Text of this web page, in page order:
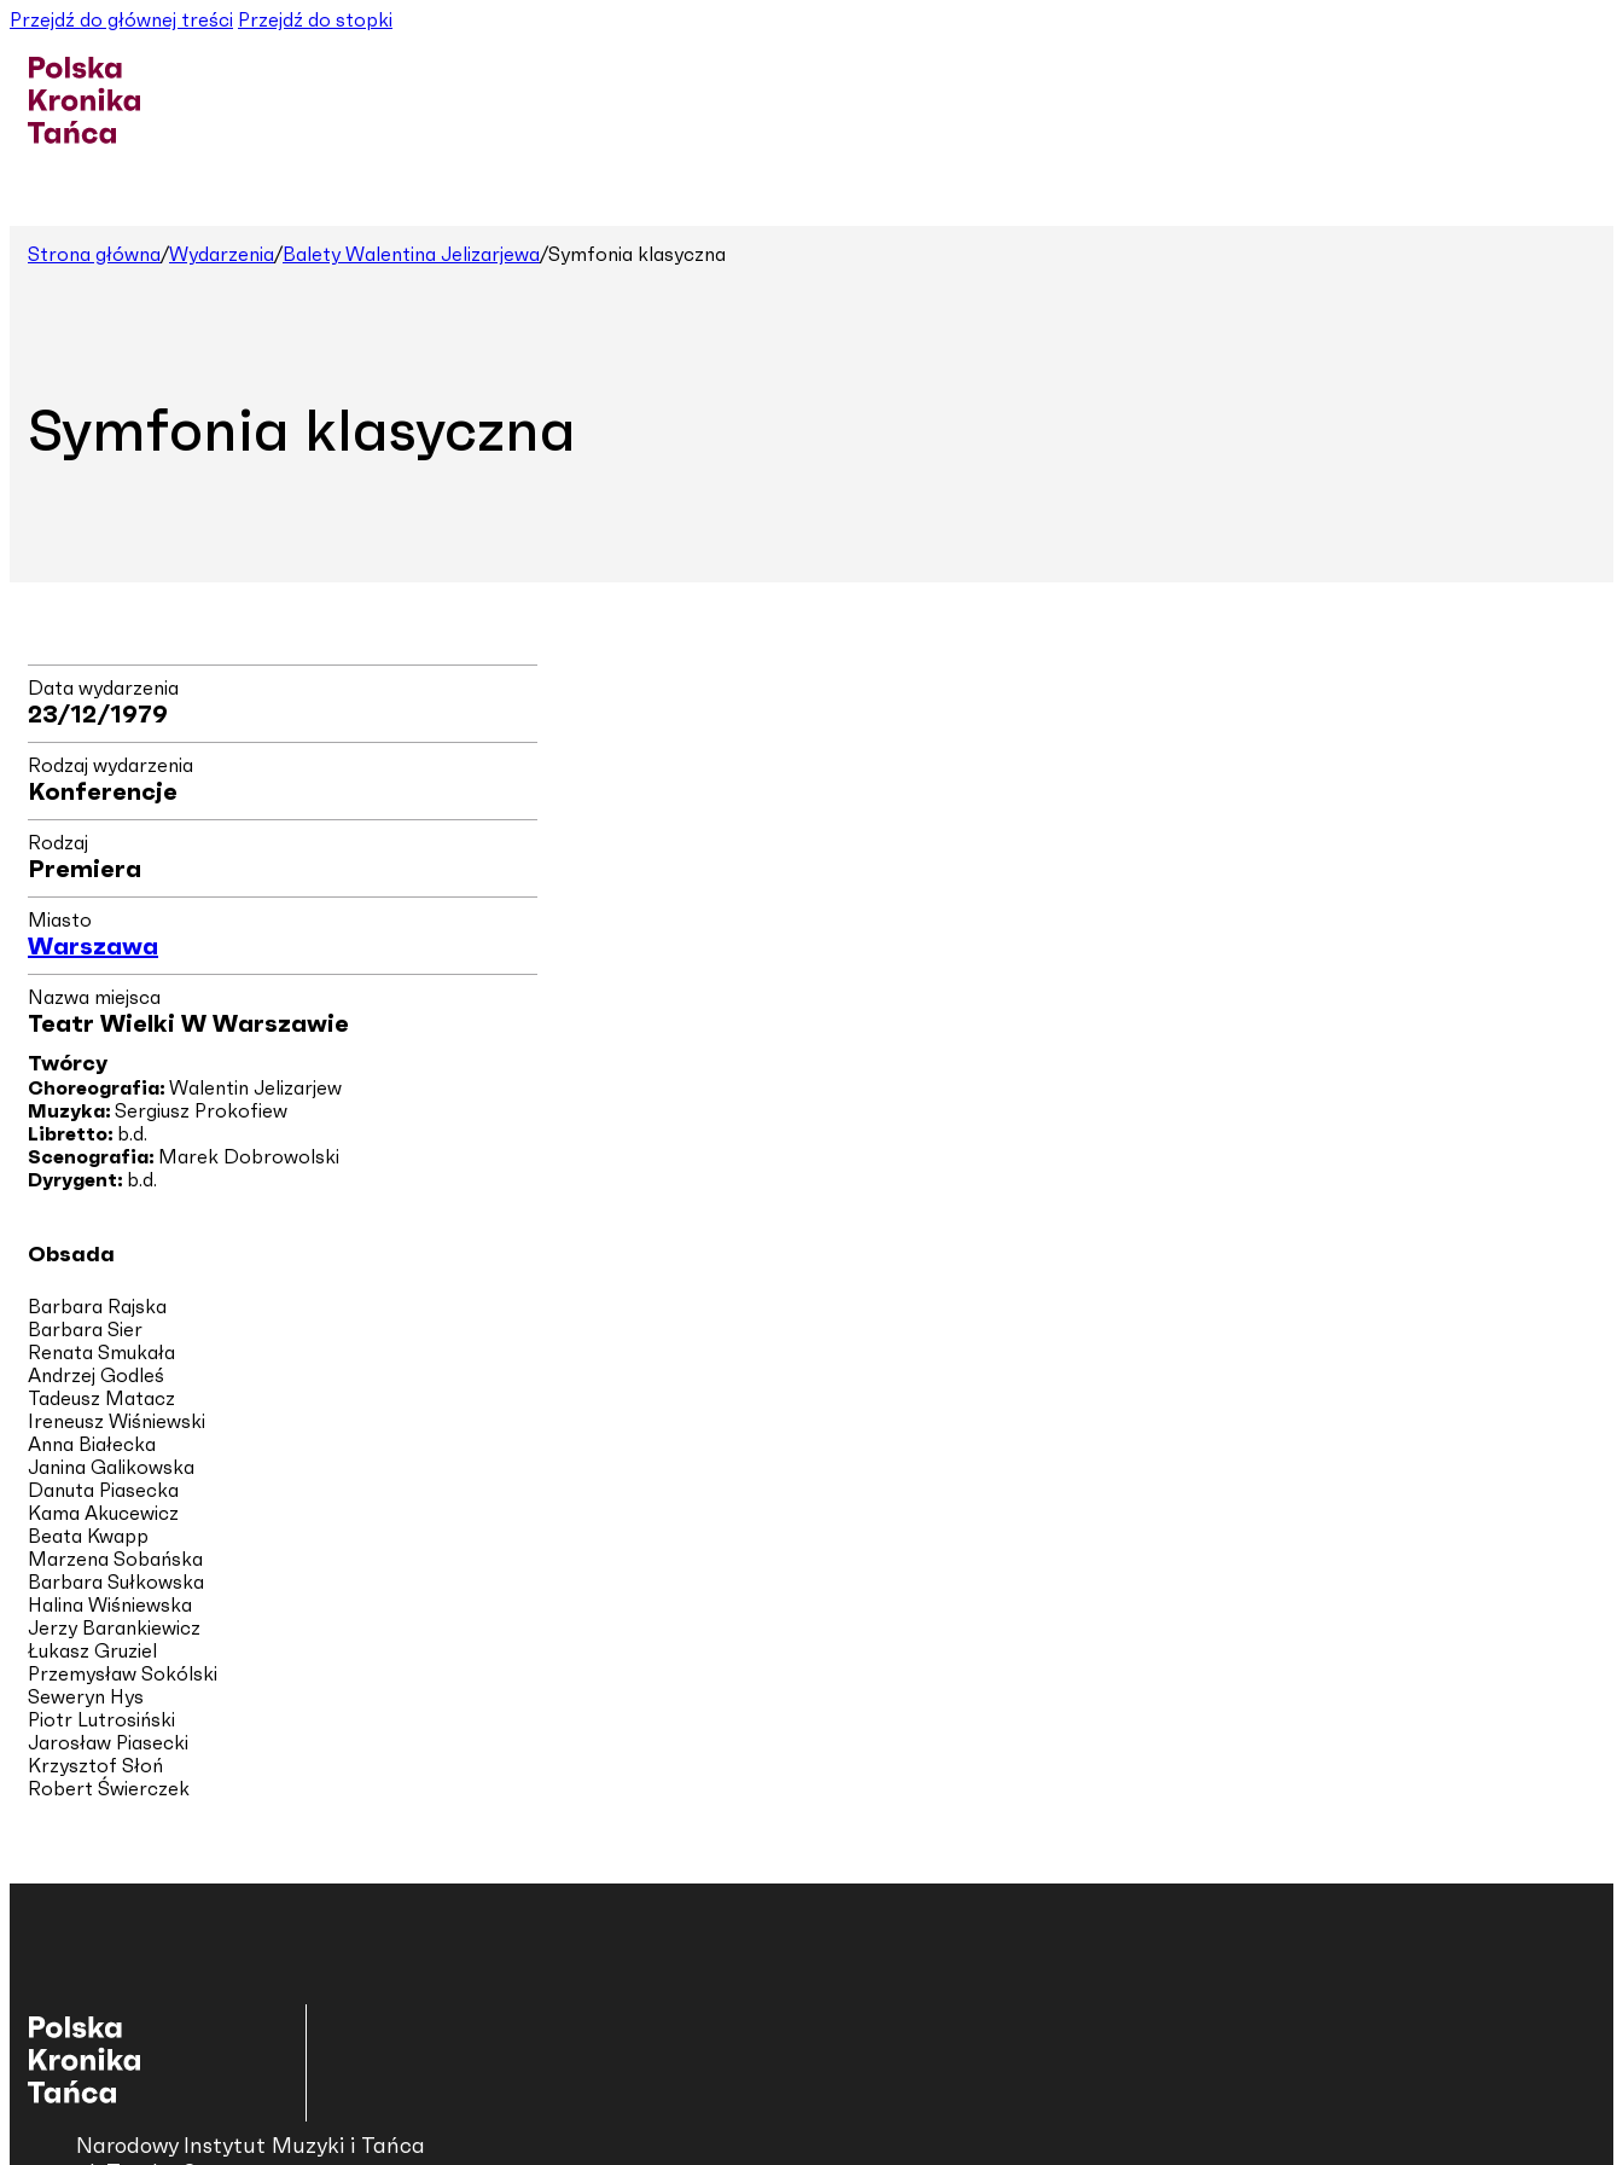
Przejdź do głównej treści Przejdź do stopki
Strona główna/Wydarzenia/Balety Walentina Jelizarjewa/Symfonia klasyczna
Symfonia klasyczna
Data wydarzenia
23/12/1979
Rodzaj wydarzenia
Konferencje
Rodzaj
Premiera
Miasto
Warszawa
Nazwa miejsca
Teatr Wielki W Warszawie
Twórcy
Choreografia: Walentin Jelizarjew
Muzyka: Sergiusz Prokofiew
Libretto: b.d.
Scenografia: Marek Dobrowolski
Dyrygent: b.d.
Obsada
Barbara Rajska
Barbara Sier
Renata Smukała
Andrzej Godleś
Tadeusz Matacz
Ireneusz Wiśniewski
Anna Białecka
Janina Galikowska
Danuta Piasecka
Kama Akucewicz
Beata Kwapp
Marzena Sobańska
Barbara Sułkowska
Halina Wiśniewska
Jerzy Barankiewicz
Łukasz Gruziel
Przemysław Sokólski
Seweryn Hys
Piotr Lutrosiński
Jarosław Piasecki
Krzysztof Słoń
Robert Świerczek
Narodowy Instytut Muzyki i Tańca